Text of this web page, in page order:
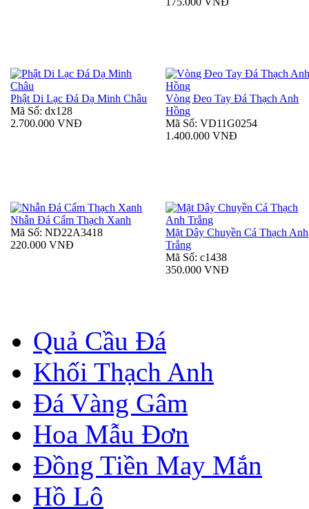
Phật Di Lạc Đá Dạ Minh Châu
Mã Số: dx128
2.700.000 VNĐ
Vòng Đeo Tay Đá Thạch Anh
Hồng
Mã Số: VD11G0254
1.400.000 VNĐ
Nhẫn Đá Cẩm Thạch Xanh
Mã Số: ND22A3418
220.000 VNĐ
Mặt Dây Chuyền Cá Thạch Anh
Trắng
Mã Số: c1438
350.000 VNĐ
Quả Cầu Đá
Khối Thạch Anh
Đá Vàng Gâm
Hoa Mẫu Đơn
Đồng Tiền May Mắn
Hồ Lô